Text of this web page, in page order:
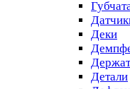
Деки
Детали